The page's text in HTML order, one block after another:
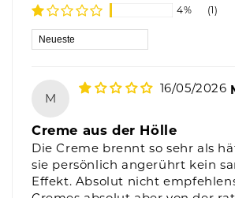
4%
(1)
Sort by
M
16/05/2026
Creme aus der Hölle
Die Creme brennt so sehr als
sie persönlich angerührt kein
Effekt. Absolut nicht